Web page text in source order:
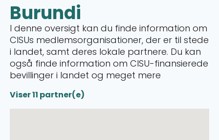
Burundi
I denne oversigt kan du finde information om
CISUs medlemsorganisationer, der er til stede
i landet, samt deres lokale partnere. Du kan
også finde information om CISU-finansierede
bevillinger i landet og meget mere
Viser 11 partner(e)